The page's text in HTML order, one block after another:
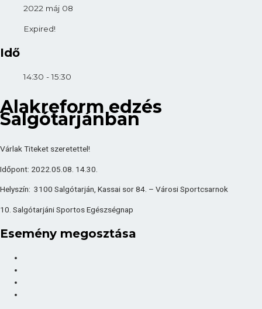
2022 máj 08
Expired!
Idő
14:30 - 15:30
Alakreform edzés
Salgótarjánban
Várlak Titeket szeretettel!
Időpont: 2022.05.08. 14.30.
Helyszín: 3100 Salgótarján, Kassai sor 84. – Városi Sportcsarnok
10. Salgótarjáni Sportos Egészségnap
Esemény megosztása